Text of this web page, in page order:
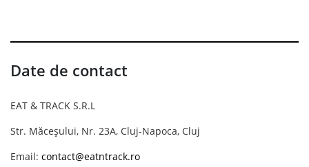
Date de contact
EAT & TRACK S.R.L
Str. Măceșului, Nr. 23A, Cluj-Napoca, Cluj
Email: contact@eatntrack.ro